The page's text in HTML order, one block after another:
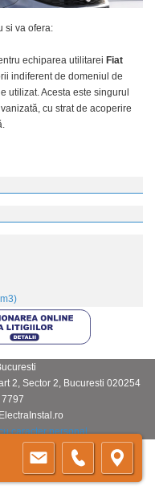
si va ofera:
echiparea utilitarei Fiat
indiferent de domeniul de
utilizat. Acesta este singurul
cu strat de acoperire
2, Sector 2, Bucuresti 020254
caracter personal